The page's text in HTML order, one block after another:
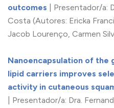
outcomes | Presentador/a:
Costa (Autores: Ericka
Jacob Lourenço, Carmen
Nanoencapsulation of the
lipid carriers improves
activity in cutaneous
| Presentador/a: Dra.